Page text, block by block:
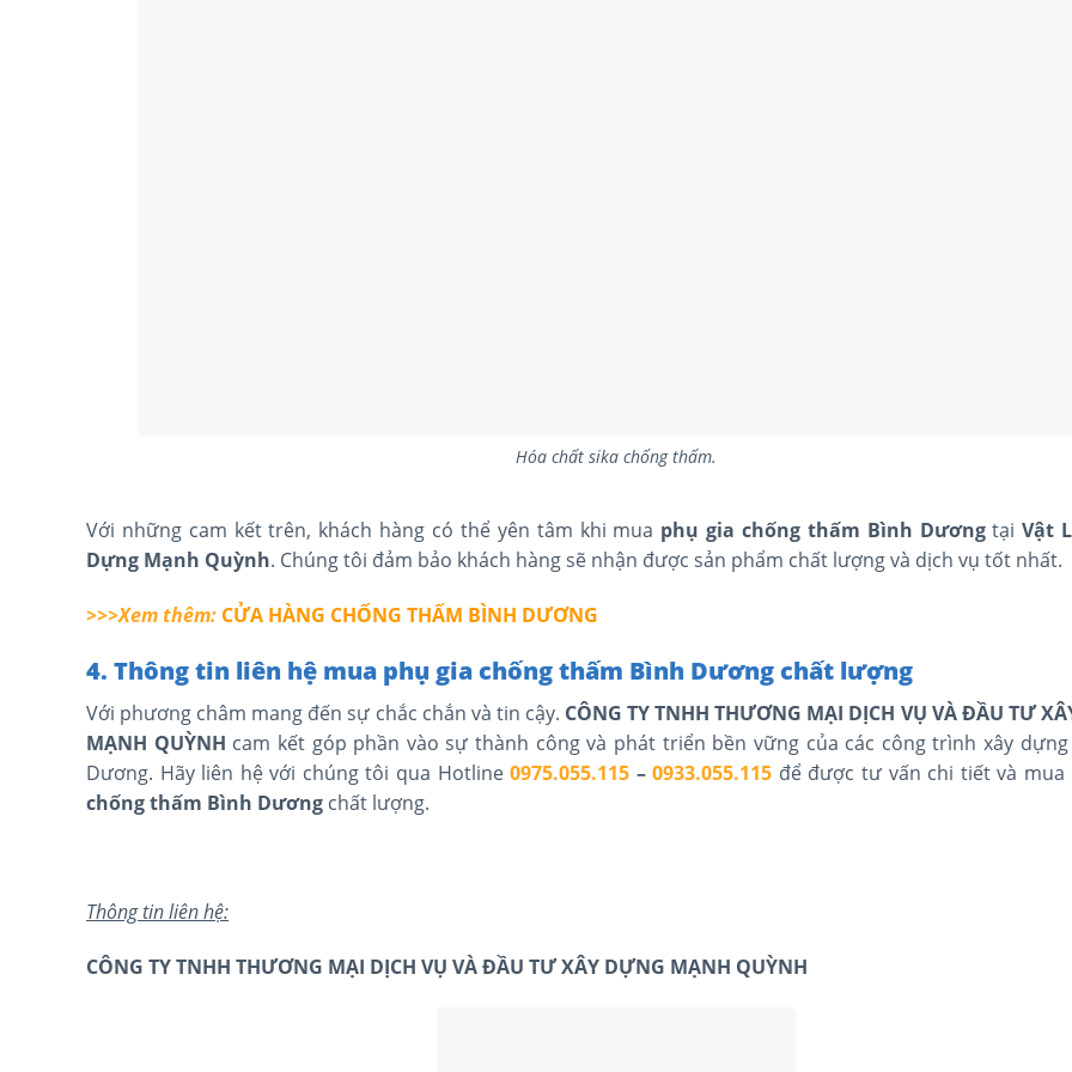
Hóa chất sika chống thấm.
Với những cam kết trên, khách hàng có thể yên tâm khi mua phụ gia chống thấm Bình DươngtạiVật
Dựng Mạnh Quỳnh. Chúng tôi đảm bảo khách hàng sẽ nhận được sản phẩm chất lượng và dịch vụ tốt nhất.
>>>Xem thêm: CỬA HÀNG CHỐNG THẤM BÌNH DƯƠNG
4. Thông tin liên hệ mua phụ gia chống thấm Bình Dương chất lượng
Với phương châm mang đến sự chắc chắn và tin cậy. CÔNG TY TNHH THƯƠNG MẠI DỊCH VỤ VÀ ĐẦU TƯ
MẠNH QUỲNH cam kết góp phần vào sự thành công và phát triển bền vững của các công trình xây
Dương. Hãy liên hệ với chúng tôi qua Hotline0975.055.115 –0933.055.115 để được tư vấn chi tiết và mua
chống thấm Bình Dương chất lượng.
Thông tin liên hệ:
CÔNG TY TNHH THƯƠNG MẠI DỊCH VỤ VÀ ĐẦU TƯ XÂY DỰNG MẠNH QUỲNH